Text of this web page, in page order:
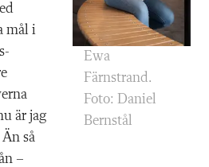
Ewa
Färnstrand.
Foto: Daniel
Bernstål
mål i
är jag
så
–